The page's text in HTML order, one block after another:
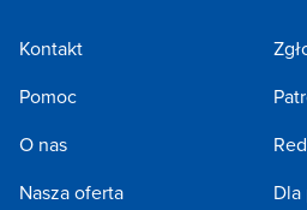
Kontakt
Pomoc
O nas
Nasza oferta
Dla